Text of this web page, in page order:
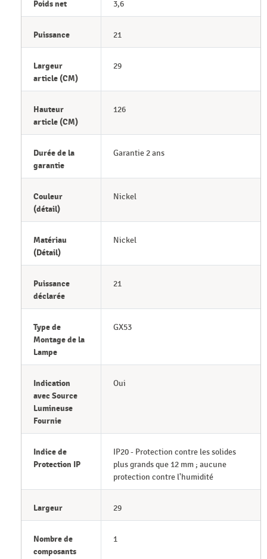
Poids net 3,6
Puissance 21
Largeur
article (CM)
29
Hauteur
article (CM)
126
Durée de la
garantie
Garantie 2 ans
Couleur
(détail)
Nickel
Matériau
(Détail)
Nickel
Puissance
déclarée
21
Type de
Montage de la
Lampe
GX53
Indication
avec Source
Lumineuse
Fournie
Oui
Indice de
Protection IP
IP20 - Protection contre les solides
plus grands que 12 mm ; aucune
protection contre l'humidité
Largeur 29
Nombre de
composants
1